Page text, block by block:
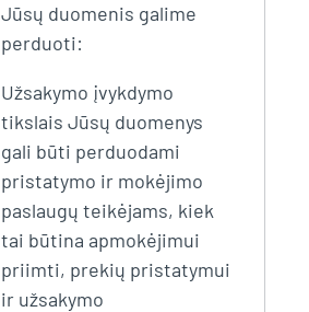
Jūsų duomenis galime
perduoti:
Užsakymo įvykdymo
tikslais Jūsų duomenys
gali būti perduodami
pristatymo ir mokėjimo
paslaugų teikėjams, kiek
tai būtina apmokėjimui
priimti, prekių pristatymui
ir užsakymo